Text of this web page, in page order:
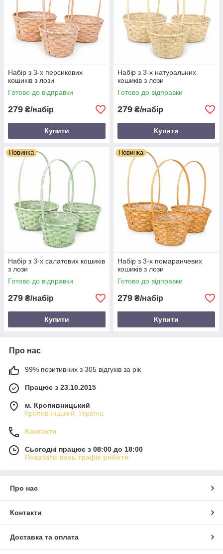
Набір з 3-х персикових
кошиків з лози
Готово до відправки
279 ₴/набір
Купити
Набір з 3-х натуральних
кошиків з лози
Готово до відправки
279 ₴/набір
Купити
Новинка
Набір з 3-х салатових кошиків
з лози
Готово до відправки
279 ₴/набір
Купити
Новинка
Набір з 3-х помаранчевих
кошиків з лози
Готово до відправки
279 ₴/набір
Купити
Про нас
99% позитивних з 305 відгуків за рік
Працює з 23.10.2015
м. Кропивницький
Кропивницький, Україна
Контакти
Сьогодні працює з 08:00 до 18:00
Показати весь графік роботи
Про нас
Контакти
Доставка та оплата